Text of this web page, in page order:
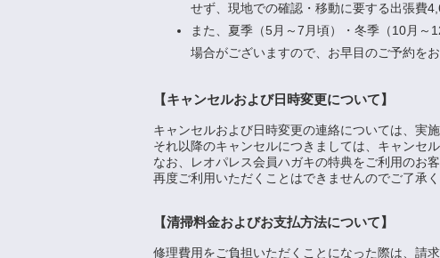
せず、現地での確認・移動に要する出張費
また、夏季（5月～7月頃）・冬季（10月～
場合がございますので、お早目のご予約をお
【キャンセルおよび日時変更について】
キャンセルおよび日時変更の連絡については、実
それ以降のキャンセルにつきましては、キャンセ
なお、レオパレス会員ハガキの特典をご利用のお
再度ご利用いただくことはできませんのでご了承く
【清掃料金およびお支払方法について】
修理費用をご負担いただくことになった際は、請